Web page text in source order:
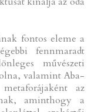
fontos eleme a
fennmaradt
művészeti
valamint Aba-
az
aminthogy a